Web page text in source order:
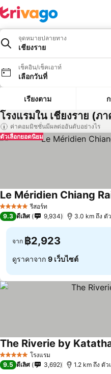
จุดหมายปลายทาง
เชียงราย
เช็คอิน/เช็คเอาท์
เลือกวันที่
เรียงตาม
โรงแรมใน เชียงราย (ภ
ค่าคอมมิชชั่นมีผลต่ออันดับอย่างไร
ตัวเลือกยอดนิยม
5 ดาว รีสอร์ท
Le Méridien Chiang
9.3 ดีเลิศ 9,934 3.0 km ถึง ตั
จาก ฿2,923
ดูราคาจาก 9 เว็บไซต์
5 ดาว โรงแรม
The Riverie by
9.5 ดีเลิศ 3,692 1.2 km ถึง ตัว